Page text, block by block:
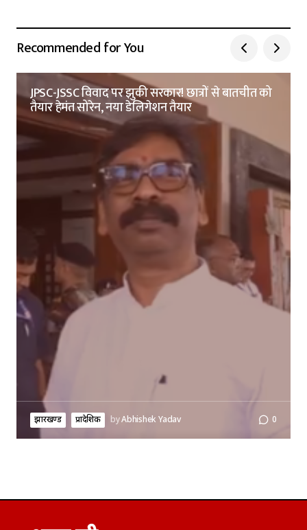
Recommended for You
JPSC-JSSC विवाद पर झुकी सरकार! छात्रों से बातचीत को
तैयार हेमंत सोरेन, नया डेलिगेशन तैयार
झारखण्ड प्रादेशिक byAbhishek Yadav 0